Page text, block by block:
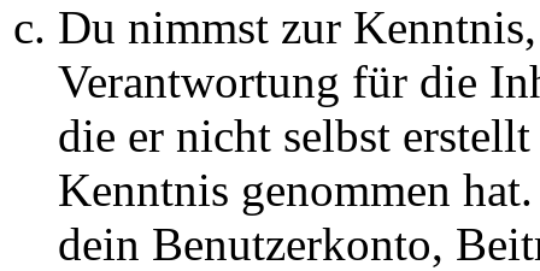
Du nimmst zur
Verantwortung für die
die er nicht selbst
Kenntnis genommen
dein Benutzerkonto,